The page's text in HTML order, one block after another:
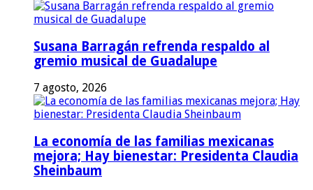
Susana Barragán refrenda respaldo al
gremio musical de Guadalupe
7 agosto, 2026
La economía de las familias mexicanas
mejora; Hay bienestar: Presidenta Claudia
Sheinbaum